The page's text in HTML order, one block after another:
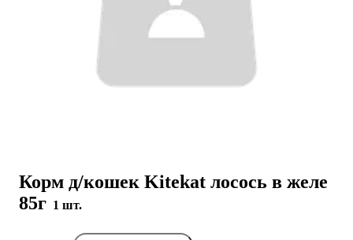
Корм д/кошек Kitekat лосось в желе
85г 1 шт.